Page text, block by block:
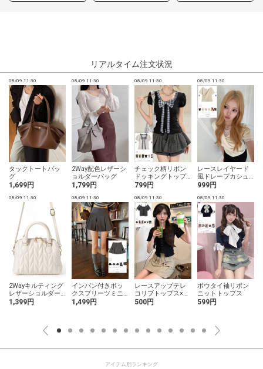
リアルタイム注文状況
08/09 11:30
タックトートバッ
グ
1,699円
08/09 11:30
2Way配色レザーシ
ョルダーバッグ
1,799円
08/09 11:30
チェック柄リボン
ドッキングトップ
ス
799円
08/09 11:30
レースレイヤード
風ドレープカシュ
クールトップス
999円
08/09 11:30
2Wayキルティング
レザーショルダー
バッグ
1,399円
08/09 11:30
インパン付きボッ
クスプリーツミニ
スカート
1,499円
08/09 11:30
レースアップテレ
コリブトップス×キ
ャミソールアンサ
500円
08/09 11:30
ボウタイ袖リボン
ニットトップス
599円
アイテム別ランキング